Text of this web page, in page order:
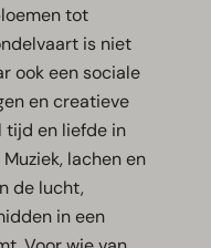
tot
is niet
ook een sociale
en creatieve
tijd en liefde in
lachen en
de lucht,
in een